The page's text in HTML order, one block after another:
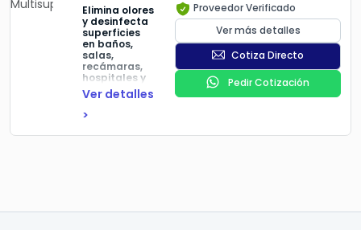
Elimina olores
y desinfecta
superficies
en baños,
salas,
recámaras,
hospitales y
áreas
automotrices.
Ver detalles
>
Proveedor Verificado
Ver más detalles
Cotiza Directo
Pedir Cotización